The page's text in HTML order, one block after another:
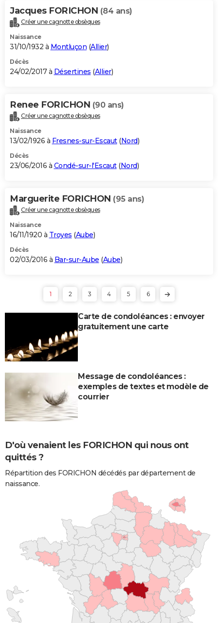
Jacques FORICHON (84 ans)
Créer une cagnotte obsèques
Naissance
31/10/1932 à Montluçon (Allier)
Décès
24/02/2017 à Désertines (Allier)
Renee FORICHON (90 ans)
Créer une cagnotte obsèques
Naissance
13/02/1926 à Fresnes-sur-Escaut(Nord)
Décès
23/06/2016 à Condé-sur-l'Escaut(Nord)
Marguerite FORICHON (95 ans)
Créer une cagnotte obsèques
Naissance
16/11/1920 à Troyes (Aube)
Décès
02/03/2016 à Bar-sur-Aube (Aube)
1 2 3 4 5 6
Carte de condoléances : envoyer
gratuitement une carte
Message de condoléances :
exemples de textes et modèle de
courrier
D'où venaient les FORICHON qui nous ont
quittés ?
Répartition des FORICHON décédés par département de
naissance.